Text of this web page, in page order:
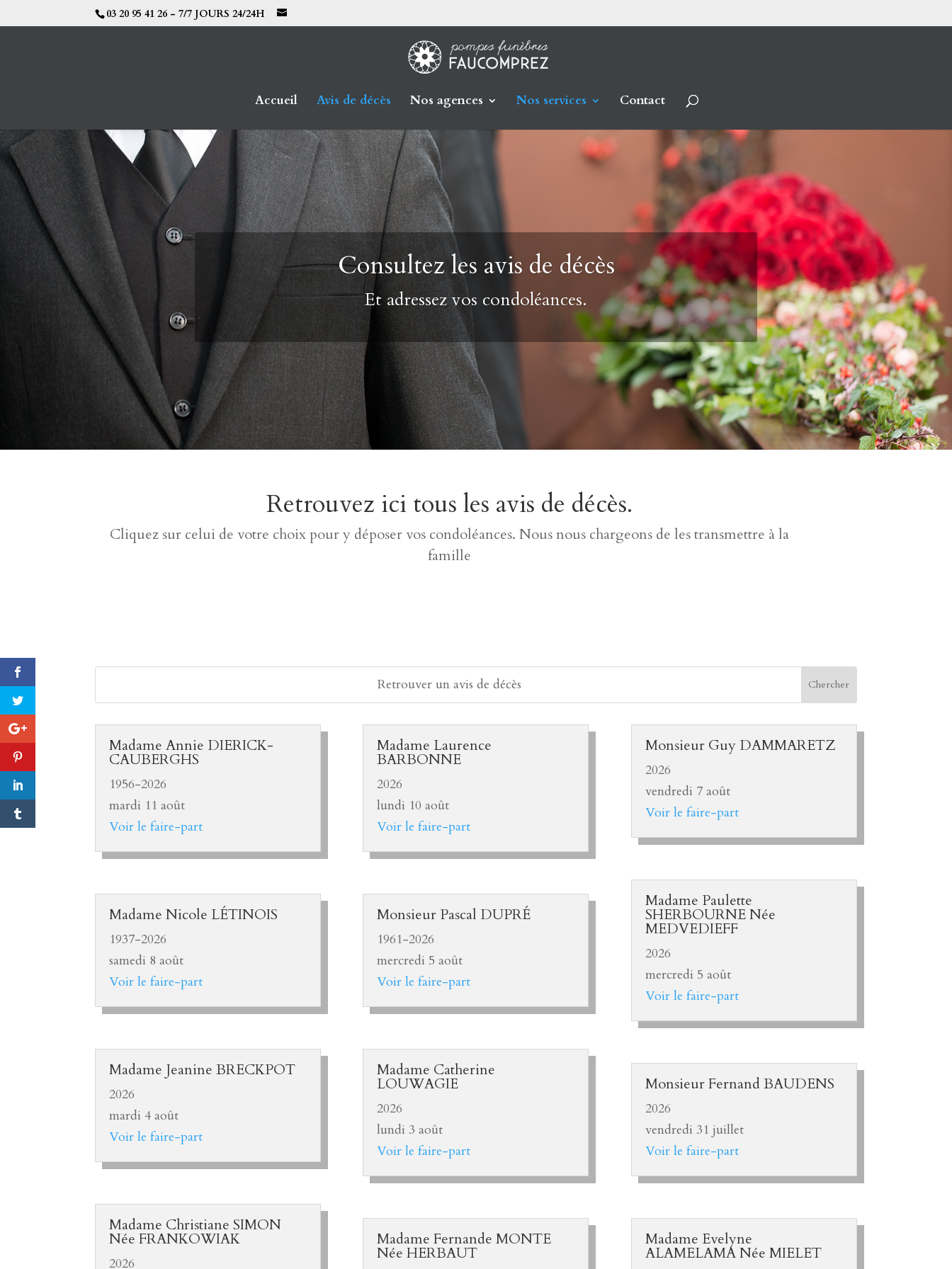
03 20 95 41 26 - 7/7 JOURS 24/24H
Accueil Avis de décès Nos agences Nos services Contact
Consultez les avis de décès
Et adressez vos condoléances.
Retrouvez ici tous les avis de décès.
Cliquez sur celui de votre choix pour y déposer vos condoléances. Nous nous chargeons de les transmettre à la
famille
Madame Annie DIERICK-
CAUBERGHS
1956-2026
mardi 11 août
Voir le faire-part
Madame Nicole LÉTINOIS
1937-2026
samedi 8 août
Voir le faire-part
Madame Jeanine BRECKPOT
2026
mardi 4 août
Voir le faire-part
Madame Christiane SIMON
Née FRANKOWIAK
2026
Madame Laurence
BARBONNE
2026
lundi 10 août
Voir le faire-part
Monsieur Pascal DUPRÉ
1961-2026
mercredi 5 août
Voir le faire-part
Madame Catherine
LOUWAGIE
2026
lundi 3 août
Voir le faire-part
Madame Fernande MONTE
Née HERBAUT
Monsieur Guy DAMMARETZ
2026
vendredi 7 août
Voir le faire-part
Madame Paulette
SHERBOURNE Née
MEDVEDIEFF
2026
mercredi 5 août
Voir le faire-part
Monsieur Fernand BAUDENS
2026
vendredi 31 juillet
Voir le faire-part
Madame Evelyne
ALAMELAMA Née MIELET